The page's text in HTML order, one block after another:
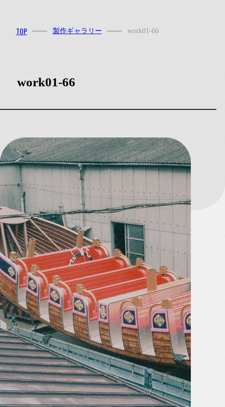
work01-66
TOP 製作ギャラリー work01-66
MENU
HOME
クロキテックについて
事業案内
製作ギャラリー
会社概要
お知らせ
お電話 072-781-1950
お問い合わせ